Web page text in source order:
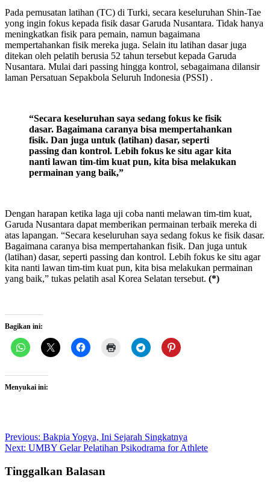
Pada pemusatan latihan (TC) di Turki, secara keseluruhan Shin-Tae
yong ingin fokus kepada fisik dasar Garuda Nusantara. Tidak hanya
meningkatkan fisik para pemain, namun bagaimana
mempertahankan fisik mereka juga. Selain itu latihan dasar juga
ditekan oleh pelatih berusia 52 tahun tersebut kepada Garuda
Nusantara. Mulai dari passing hingga kontrol, sebagaimana dilansir
laman Persatuan Sepakbola Seluruh Indonesia (PSSI) .
“Secara keseluruhan saya sedang fokus ke fisik
dasar. Bagaimana caranya bisa mempertahankan
fisik. Dan juga untuk (latihan) dasar, seperti
passing dan kontrol. Lebih fokus ke situ agar kita
nanti lawan tim-tim kuat pun, kita bisa melakukan
permainan yang baik,”
Dengan harapan ketika laga uji coba nanti melawan tim-tim kuat,
Garuda Nusantara dapat memberikan permainan terbaik mereka di
atas lapangan. “Secara keseluruhan saya sedang fokus ke fisik dasar.
Bagaimana caranya bisa mempertahankan fisik. Dan juga untuk
(latihan) dasar, seperti passing dan kontrol. Lebih fokus ke situ agar
kita nanti lawan tim-tim kuat pun, kita bisa melakukan permainan
yang baik,” tukas pelatih asal Korea Selatan tersebut. (*)
Bagikan ini:
Menyukai ini:
Post
navigation
Previous: Bakpia Yogya, Ini Sejarah Singkatnya
Next: UMBY Gelar Pelatihan Psikodrama for Athlete
Tinggalkan Balasan